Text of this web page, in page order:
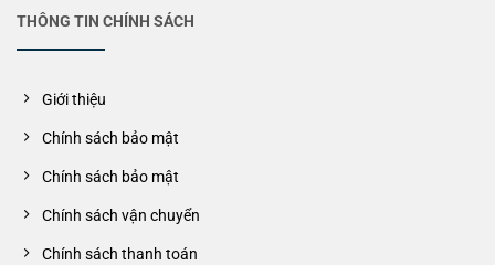
THÔNG TIN CHÍNH SÁCH
Giới thiệu
Chính sách bảo mật
Chính sách bảo mật
Chính sách vận chuyển
Chính sách thanh toán